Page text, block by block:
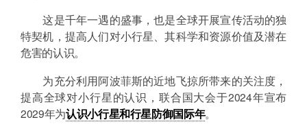
这是千年一遇的盛事，也是全球开展宣传活动的独
特契机，提高人们对小行星、其科学和资源价值及潜在
危害的认识。
为充分利用阿波菲斯的近地飞掠所带来的关注度，
提高全球对小行星的认识，联合国大会于2024年宣布
2029年为认识小行星和行星防御国际年。